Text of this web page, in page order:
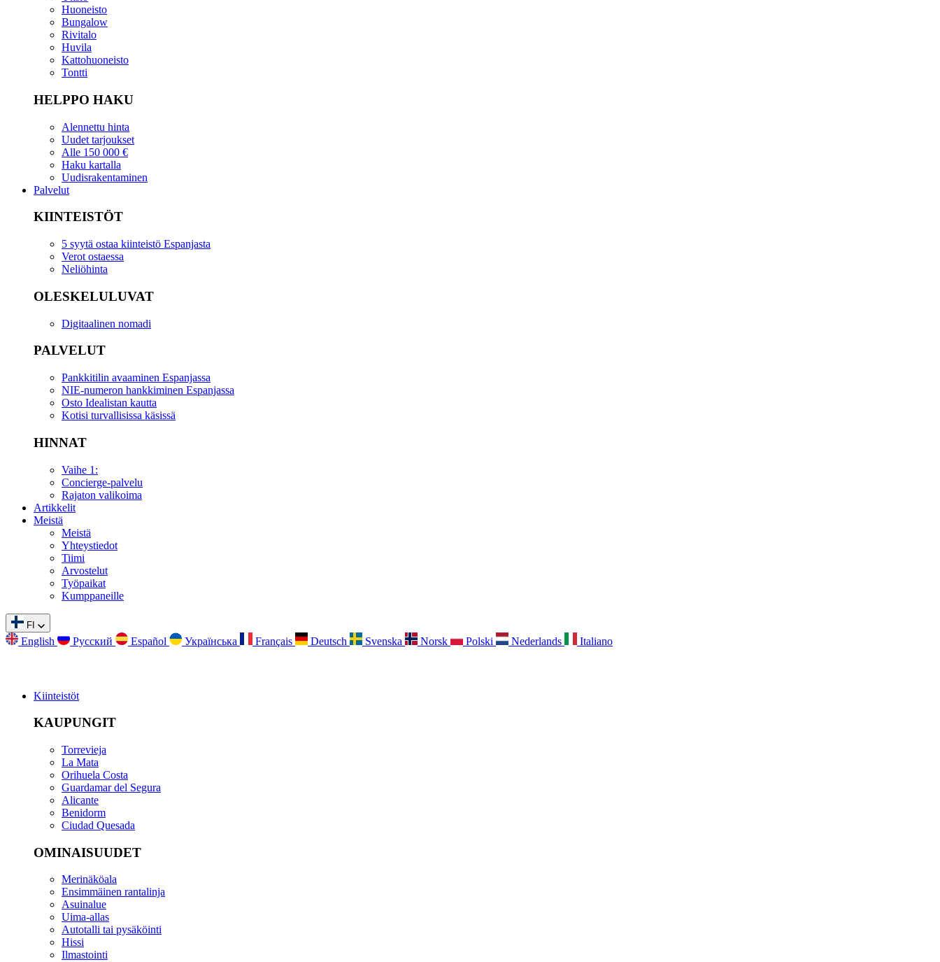
Huoneisto
Bungalow
Rivitalo
Huvila
Kattohuoneisto
Tontti
HELPPO HAKU
Alennettu hinta
Uudet tarjoukset
Alle 150 000 €
Haku kartalla
Uudisrakentaminen
Palvelut
KIINTEISTÖT
5 syytä ostaa kiinteistö Espanjasta
Verot ostaessa
Neliöhinta
OLESKELULUVAT
Digitaalinen nomadi
PALVELUT
Pankkitilin avaaminen Espanjassa
NIE-numeron hankkiminen Espanjassa
Osto Idealistan kautta
Kotisi turvallisissa käsissä
HINNAT
Vaihe 1:
Concierge-palvelu
Rajaton valikoima
Artikkelit
Meistä
Meistä
Yhteystiedot
Tiimi
Arvostelut
Työpaikat
Kumppaneille
FI
English Русский Español Українська Français Deutsch Svenska Norsk Polski Nederlands Italiano
Kiinteistöt
KAUPUNGIT
Torrevieja
La Mata
Orihuela Costa
Guardamar del Segura
Alicante
Benidorm
Ciudad Quesada
OMINAISUUDET
Merinäköala
Ensimmäinen rantalinja
Asuinalue
Uima-allas
Autotalli tai pysäköinti
Hissi
Ilmastointi